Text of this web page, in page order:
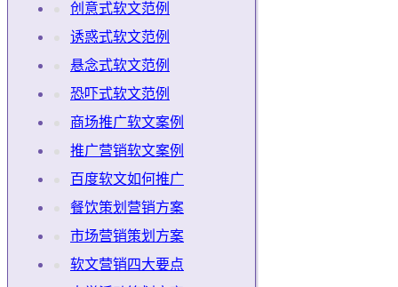
创意式软文范例
诱惑式软文范例
悬念式软文范例
恐吓式软文范例
商场推广软文案例
推广营销软文案例
百度软文如何推广
餐饮策划营销方案
市场营销策划方案
软文营销四大要点